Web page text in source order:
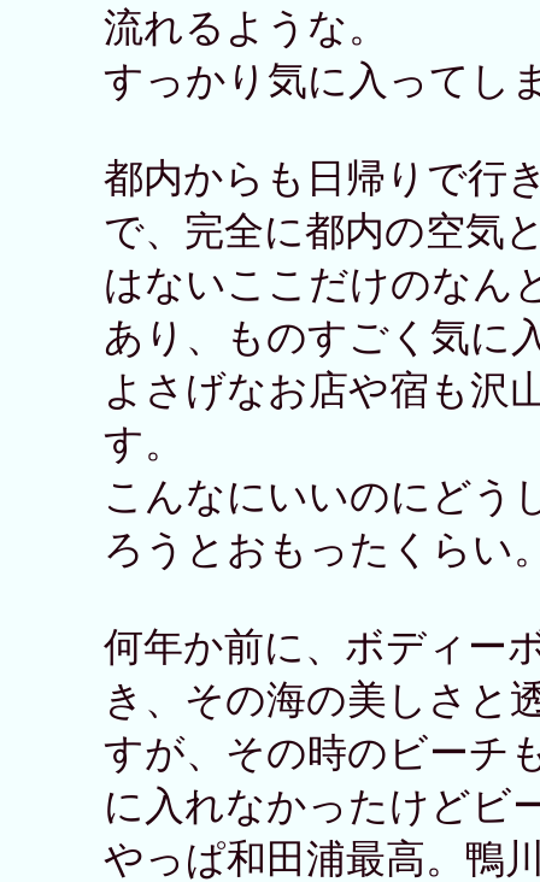
流れるような。
すっかり気に入ってし
都内からも日帰りで行
で、完全に都内の空気
はないここだけのなん
あり、ものすごく気に
よさげなお店や宿も沢
す。
こんなにいいのにどう
ろうとおもったくらい
何年か前に、ボディー
き、その海の美しさと
すが、その時のビーチ
に入れなかったけどビ
やっぱ和田浦最高。鴨